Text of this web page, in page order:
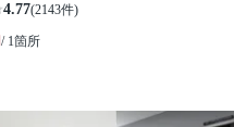
4.77(2143件)
/ 1箇所